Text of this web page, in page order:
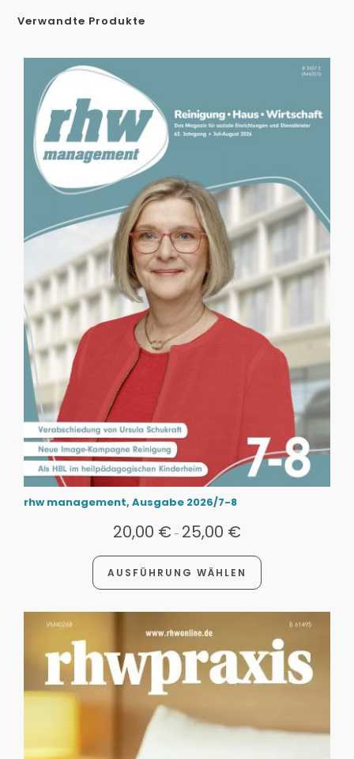
Verwandte Produkte
rhw management, Ausgabe 2026/7-8
20,00 €- 25,00 €
AUSFÜHRUNG WÄHLEN